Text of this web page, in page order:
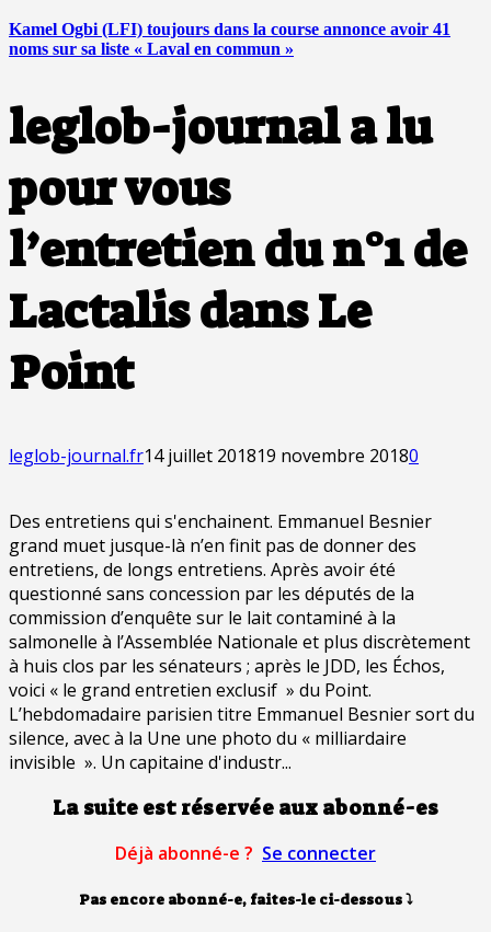
Kamel Ogbi (LFI) toujours dans la course annonce avoir 41
noms sur sa liste « Laval en commun »
leglob-journal a lu
pour vous
l’entretien du n°1 de
Lactalis dans Le
Point
leglob-journal.fr14 juillet 201819 novembre 20180
Des entretiens qui s'enchainent. Emmanuel Besnier
grand muet jusque-là n’en finit pas de donner des
entretiens, de longs entretiens. Après avoir été
questionné sans concession par les députés de la
commission d’enquête sur le lait contaminé à la
salmonelle à l’Assemblée Nationale et plus discrètement
à huis clos par les sénateurs ; après le JDD, les Échos,
voici « le grand entretien exclusif » du Point.
L’hebdomadaire parisien titre Emmanuel Besnier sort du
silence, avec à la Une une photo du « milliardaire
invisible ». Un capitaine d'industr...
La suite est réservée aux abonné-es
Déjà abonné-e ? Se connecter
Pas encore abonné-e, faites-le ci-dessous⤵